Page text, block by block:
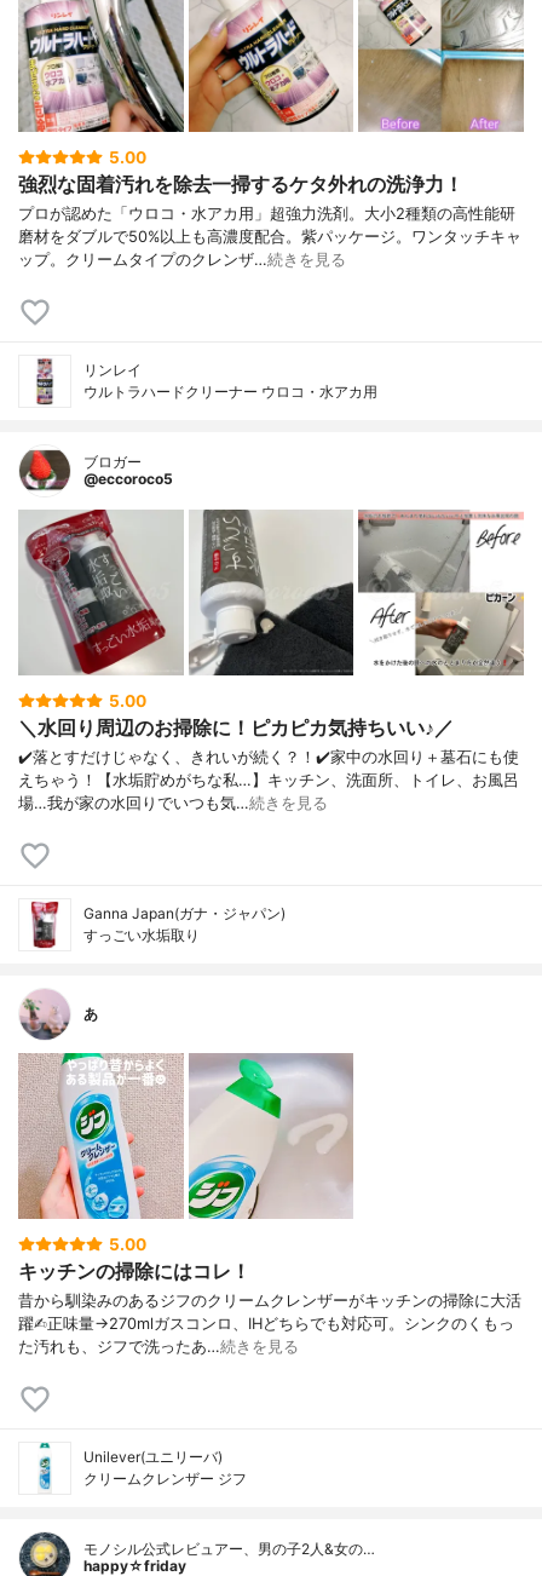
5.00
強烈な固着汚れを除去一掃するケタ外れの洗浄力！
プロが認めた「ウロコ・水アカ用」超強力洗剤。大小2種類の高性能研
磨材をダブルで50%以上も高濃度配合。紫パッケージ。ワンタッチキャ
ップ。クリームタイプのクレンザ…続きを見る
リンレイ
ウルトラハードクリーナー ウロコ・水アカ用
ブロガー
@eccoroco5
5.00
＼水回り周辺のお掃除に！ピカピカ気持ちいい♪／
✔️落とすだけじゃなく、きれいが続く？！✔️家中の水回り＋墓石にも使
えちゃう！【水垢貯めがちな私…】キッチン、洗面所、トイレ、お風呂
場…我が家の水回りでいつも気…続きを見る
Ganna Japan(ガナ・ジャパン)
すっごい水垢取り
あ
5.00
キッチンの掃除にはコレ！
昔から馴染みのあるジフのクリームクレンザーがキッチンの掃除に大活
躍✍︎正味量→270mlガスコンロ、IHどちらでも対応可。シンクのくもっ
た汚れも、ジフで洗ったあ…続きを見る
Unilever(ユニリーバ)
クリームクレンザー ジフ
モノシル公式レビュアー、男の子2人&女の…
happy☆friday